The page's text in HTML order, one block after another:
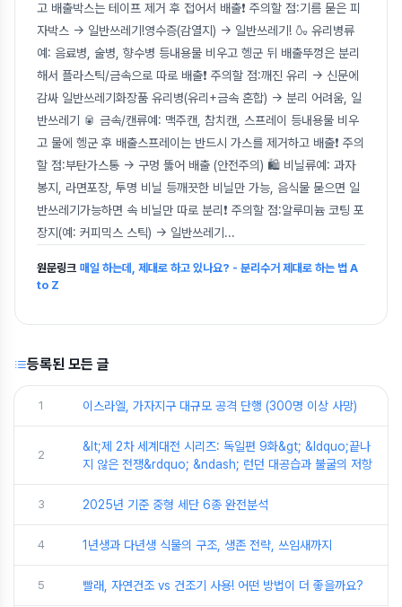
고 배출박스는 테이프 제거 후 접어서 배출❗ 주의할 점:기름 묻은 피
자박스 → 일반쓰레기!영수증(감열지) → 일반쓰레기! 🍶 유리병류
예: 음료병, 술병, 향수병 등내용물 비우고 헹군 뒤 배출뚜껑은 분리
해서 플라스틱/금속으로 따로 배출❗ 주의할 점:깨진 유리 → 신문에
감싸 일반쓰레기화장품 유리병(유리+금속 혼합) → 분리 어려움, 일
반쓰레기 🥫 금속/캔류예: 맥주캔, 참치캔, 스프레이 등내용물 비우
고 물에 헹군 후 배출스프레이는 반드시 가스를 제거하고 배출❗ 주의
할 점:부탄가스통 → 구멍 뚫어 배출 (안전주의) 🛍️ 비닐류예: 과자
봉지, 라면포장, 투명 비닐 등깨끗한 비닐만 가능, 음식물 묻으면 일
반쓰레기가능하면 속 비닐만 따로 분리❗ 주의할 점:알루미늄 코팅 포
장지(예: 커피믹스 스틱) → 일반쓰레기 ...
원문링크 매일 하는데, 제대로 하고 있나요? - 분리수거 제대로 하는 법 A
to Z
등록된 모든 글
1 이스라엘, 가자지구 대규모 공격 단행 (300명 이상 사망)
2
&lt;제 2차 세계대전 시리즈: 독일편 9화&gt; &ldquo;끝나
지 않은 전쟁&rdquo; &ndash; 런던 대공습과 불굴의 저항
3 2025년 기준 중형 세단 6종 완전분석
4 1년생과 다년생 식물의 구조, 생존 전략, 쓰임새까지
5 빨래, 자연건조 vs 건조기 사용! 어떤 방법이 더 좋을까요?